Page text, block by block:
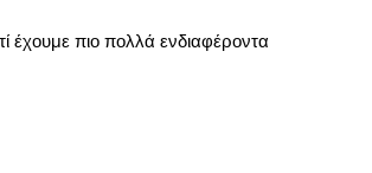
έχουμε πιο πολλά ενδιαφέροντα